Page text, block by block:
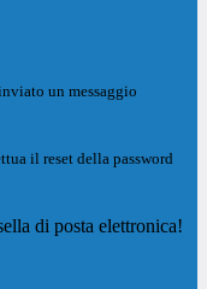
un messaggio
il reset della password
di posta elettronica!